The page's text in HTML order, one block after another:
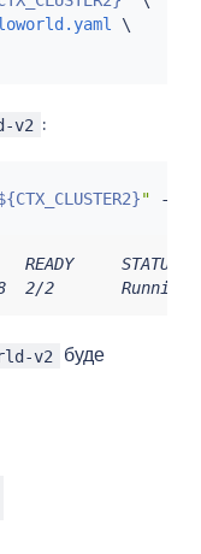
\
v2 :
" -n
STATUS
2/2
v2 буде